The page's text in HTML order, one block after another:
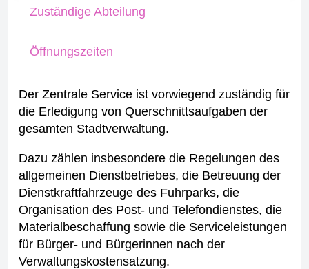
Zuständige Abteilung
Öffnungszeiten
Der Zentrale Service ist vorwiegend zuständig für
die Erledigung von Querschnittsaufgaben der
gesamten Stadtverwaltung.
Dazu zählen insbesondere die Regelungen des
allgemeinen Dienstbetriebes, die Betreuung der
Dienstkraftfahrzeuge des Fuhrparks, die
Organisation des Post- und Telefondienstes, die
Materialbeschaffung sowie die Serviceleistungen
für Bürger- und Bürgerinnen nach der
Verwaltungskostensatzung.